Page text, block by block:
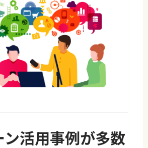
ン活用事例が多数